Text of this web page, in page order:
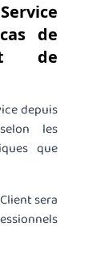
de
de
depuis
les
que
sera